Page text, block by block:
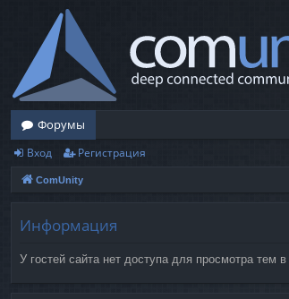
Форумы
Вход Регистрация
ComUnity
Информация
У гостей сайта нет доступа для просмотра тем в